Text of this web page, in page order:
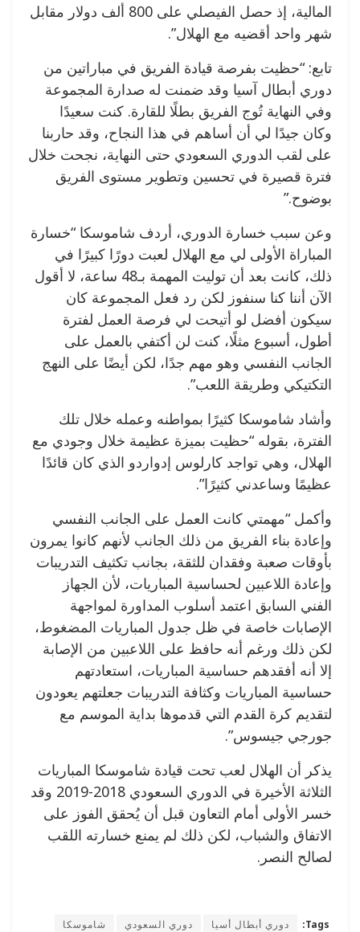
المالية، إذ حصل الفيصلي على 800 ألف دولار مقابل
شهر واحد أقضيه مع الهلال”.
تابع: “حظيت بفرصة قيادة الفريق في مباراتين من
دوري أبطال آسيا وقد ضمنت له صدارة المجموعة
وفي النهاية تُوج الفريق بطلًا للقارة. كنت سعيدًا
وكان جيدًا لي أن أساهم في هذا النجاح، وقد حاربنا
على لقب الدوري السعودي حتى النهاية، نجحت خلال
فترة قصيرة في تحسين وتطوير مستوى الفريق
بوضوح.”
وعن سبب خسارة الدوري، أردف شاموسكا “خسارة
المباراة الأولى لي مع الهلال لعبت دورًا كبيرًا في
ذلك، كانت بعد أن توليت المهمة بـ48 ساعة، لا أقول
الآن أننا كنا سنفوز لكن رد فعل المجموعة كان
سيكون أفضل لو أتيحت لي فرصة العمل لفترة
أطول، أسبوع مثلًا، كنت لن أكتفي بالعمل على
الجانب النفسي وهو مهم جدًا، لكن أيضًا على النهج
التكتيكي وطريقة اللعب”.
وأشاد شاموسكا كثيرًا بمواطنه وعمله خلال تلك
الفترة، بقوله “حظيت بميزة عظيمة خلال وجودي مع
الهلال، وهي تواجد كارلوس إدواردو الذي كان قائدًا
عظيمًا وساعدني كثيرًا”.
وأكمل “مهمتي كانت العمل على الجانب النفسي
وإعادة بناء الفريق من ذلك الجانب لأنهم كانوا يمرون
بأوقات صعبة وفقدان للثقة، بجانب تكثيف التدريبات
وإعادة اللاعبين لحساسية المباريات، لأن الجهاز
الفني السابق اعتمد أسلوب المداورة لمواجهة
الإصابات خاصة في ظل جدول المباريات المضغوط،
لكن ذلك ورغم أنه حافظ على اللاعبين من الإصابة
إلا أنه أفقدهم حساسية المباريات، استعادتهم
حساسية المباريات وكثافة التدريبات جعلتهم يعودون
لتقديم كرة القدم التي قدموها بداية الموسم مع
جورجي جيسوس”.
يذكر أن الهلال لعب تحت قيادة شاموسكا المباريات
الثلاثة الأخيرة في الدوري السعودي 2018-2019 وقد
خسر الأولى أمام التعاون قبل أن يُحقق الفوز على
الاتفاق والشباب، لكن ذلك لم يمنع خسارته اللقب
لصالح النصر.
Tags: دوري أبطال أسيا دوري السعودي
شاموسكا